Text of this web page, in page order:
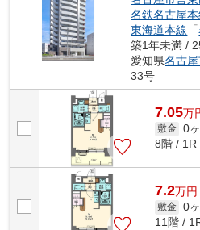
名鉄名古屋本
東海道本線 「
築1年未満 /
愛知県名古
33号
7.05万
敷金 0
8階 / 1R
7.2万円
敷金 0
11階 /